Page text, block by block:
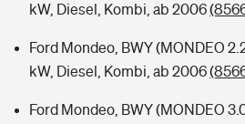
kW, Diesel, Kombi, ab 2006
Ford Mondeo, BWY (MONDEO
kW, Diesel, Kombi, ab 2006
Ford Mondeo, BWY (MONDEO